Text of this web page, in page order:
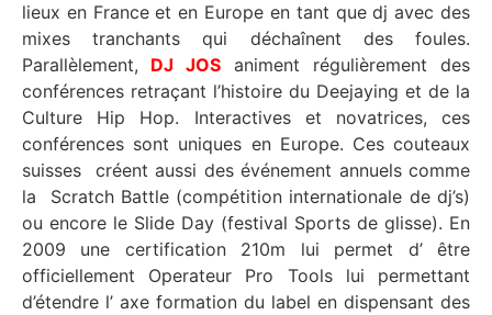
lieux en France et en Europe en tant que dj avec des
mixes tranchants qui déchaînent des foules.
Parallèlement, DJ JOS animent régulièrement des
conférences retraçant l’histoire du Deejaying et de la
Culture Hip Hop. Interactives et novatrices, ces
conférences sont uniques en Europe. Ces couteaux
suisses créent aussi des événement annuels comme
la Scratch Battle (compétition internationale de dj’s)
ou encore le Slide Day (festival Sports de glisse). En
2009 une certification 210m lui permet d’ être
officiellement Operateur Pro Tools lui permettant
d’étendre l’ axe formation du label en dispensant des